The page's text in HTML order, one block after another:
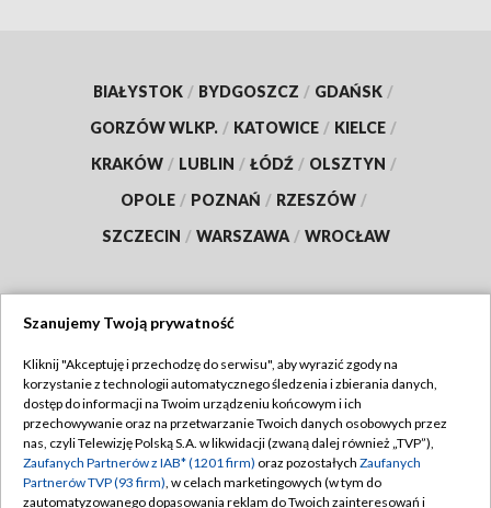
BIAŁYSTOK / BYDGOSZCZ / GDAŃSK /
GORZÓW WLKP. / KATOWICE / KIELCE /
KRAKÓW / LUBLIN / ŁÓDŹ / OLSZTYN /
OPOLE / POZNAŃ / RZESZÓW /
SZCZECIN / WARSZAWA / WROCŁAW
TVP
Abonament TVP
Emisja w TVP
Centrum informacji TVP
Regulamin TVP
Polityka prywatności
Moje zgody
Szanujemy Twoją prywatność
Kliknij "Akceptuję i przechodzę do serwisu", aby wyrazić zgody na
korzystanie z technologii automatycznego śledzenia i zbierania danych,
dostęp do informacji na Twoim urządzeniu końcowym i ich
przechowywanie oraz na przetwarzanie Twoich danych osobowych przez
nas, czyli Telewizję Polską S.A. w likwidacji (zwaną dalej również „TVP”),
Zaufanych Partnerów z IAB* (1201 firm) oraz pozostałych Zaufanych
Partnerów TVP (93 firm), w celach marketingowych (w tym do
zautomatyzowanego dopasowania reklam do Twoich zainteresowań i